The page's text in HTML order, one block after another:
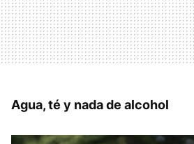
Agua, té y nada de alcohol